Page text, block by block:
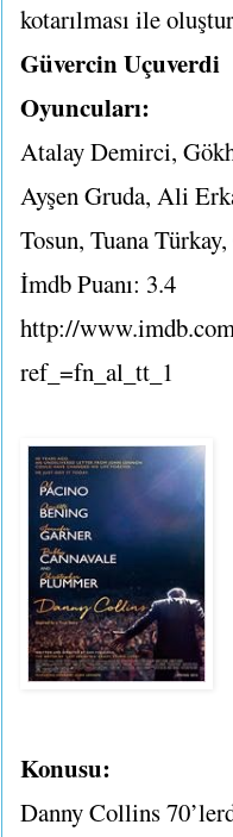
kotarılması ile
Güvercin
Oyuncuları:
Atalay Demirci,
Ayşen Gruda, Ali
Tosun, Tuana
İmdb Puanı: 3.4
http://
ref_=fn_al_tt_1
Konusu:
Danny Collins